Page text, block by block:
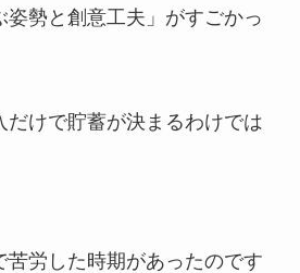
姿勢と創意工夫」がすごかっ
だけで貯蓄が決まるわけでは
苦労した時期があったのです